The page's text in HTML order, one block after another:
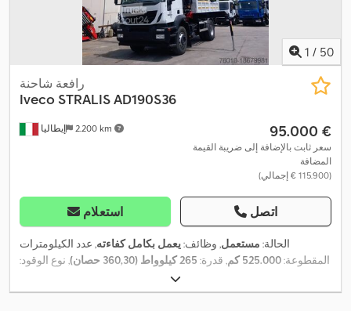
1 / 50
إيطاليا 2.200 km
رافعة شاحنة
Iveco STRALIS AD190S36
‏95.000 €
سعر ثابت بالإضافة إلى ضريبة القيمة
المضافة
(‏115.900 € إجمالي)
استعلام اتصل
الحالة: مستعمل, وظائف:يعمل بكامل كفاءته, عدد الكيلومترات
المقطوعة:525.000 كم , قدرة: 265 كيلوواط (360,30 حصان)
, نوع الوقود:
, الوزن الإجمالي:
3.800 مم
, وقود:ديزل, نوع التروس:ميكانيكي, فئة الانبعاثات:يورو 5 ,